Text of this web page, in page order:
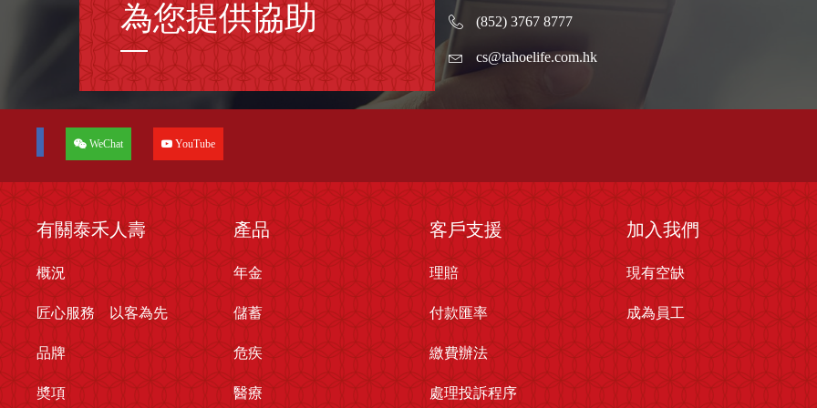
為您提供協助 (852) 3767 8777
cs@tahoelife.com.hk
WeChat YouTube
有關泰禾人壽
概況
匠心服務 以客為先
品牌
奬項
產品
年金
儲蓄
危疾
醫療
客戶支援
理賠
付款匯率
繳費辦法
處理投訴程序
加入我們
現有空缺
成為員工